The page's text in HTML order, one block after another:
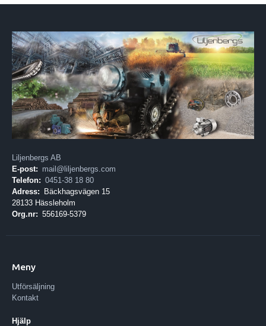
Liljenbergs AB
E-post: mail@liljenbergs.com
Telefon: 0451-38 18 80
Adress:
Bäckhagsvägen 15
28133 Hässleholm
Org.nr: 556169-5379
Meny
Utförsäljning
Kontakt
Hjälp